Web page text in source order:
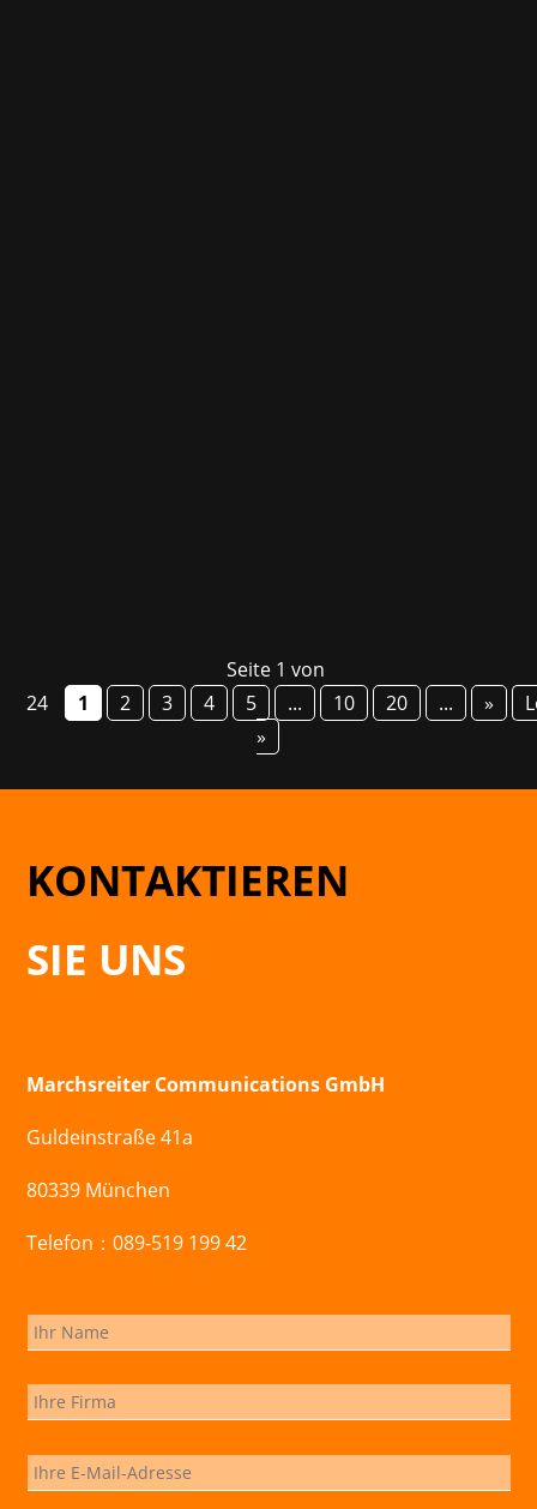
Seite 1 von
24
1 2 3 4 5 ... 10 20 ... »
»
KONTAKTIEREN
SIE UNS
Marchsreiter Communications GmbH
Guldeinstraße 41a
80339 München
Telefon：089-519 199 42